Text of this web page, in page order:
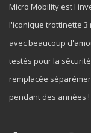
Micro Mobility est
l'iconique trottinette
avec beaucoup
testés pour la
remplacée
pendant des années !